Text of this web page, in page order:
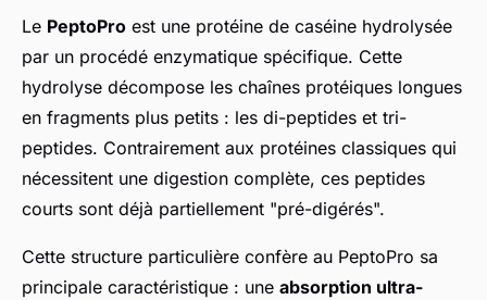
Le PeptoPro est une protéine de caséine hydrolysée
par un procédé enzymatique spécifique. Cette
hydrolyse décompose les chaînes protéiques longues
en fragments plus petits : les di-peptides et tri-
peptides. Contrairement aux protéines classiques qui
nécessitent une digestion complète, ces peptides
courts sont déjà partiellement "pré-digérés".
Cette structure particulière confère au PeptoPro sa
principale caractéristique : une absorption ultra-